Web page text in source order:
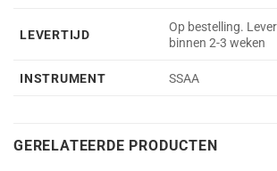
LEVERTIJD
Op bestelling.
binnen 2-3 weken
INSTRUMENT SSAA
GERELATEERDE PRODUCTEN